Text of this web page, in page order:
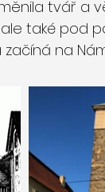
tvář a
také pod
na